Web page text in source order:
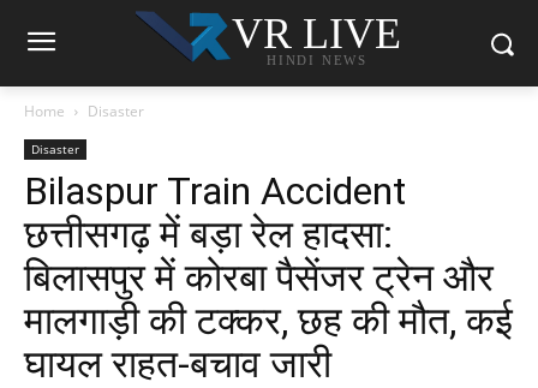
VR LIVE
HINDI NEWS
Home Disaster
Disaster
Bilaspur Train Accident
छत्तीसगढ़ में बड़ा रेल हादसा:
बिलासपुर में कोरबा पैसेंजर ट्रेन और
मालगाड़ी की टक्कर, छह की मौत, कई
घायल राहत-बचाव जारी